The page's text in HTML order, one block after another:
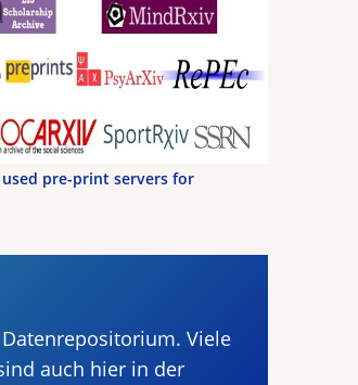
pre-print servers for
Viele
auch hier in der